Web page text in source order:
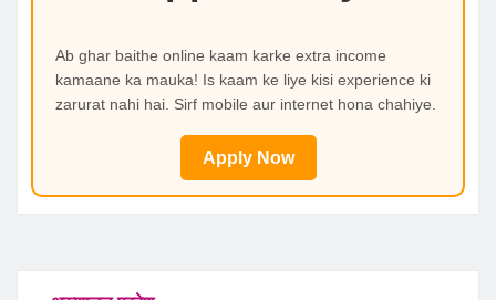
Ab ghar baithe online kaam karke extra income
kamaane ka mauka! Is kaam ke liye kisi experience ki
zarurat nahi hai. Sirf mobile aur internet hona chahiye.
Apply Now